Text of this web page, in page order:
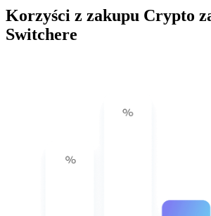
Korzyści z zakupu Crypto
Switchere